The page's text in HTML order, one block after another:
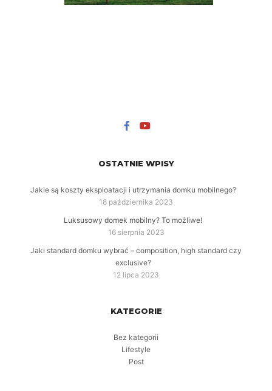
OSTATNIE WPISY
Jakie są koszty eksploatacji i utrzymania domku mobilnego?
18 października 2023
Luksusowy domek mobilny? To możliwe!
16 sierpnia 2023
Jaki standard domku wybrać – composition, high standard czy
exclusive?
12 lipca 2023
KATEGORIE
Bez kategorii
Lifestyle
Post